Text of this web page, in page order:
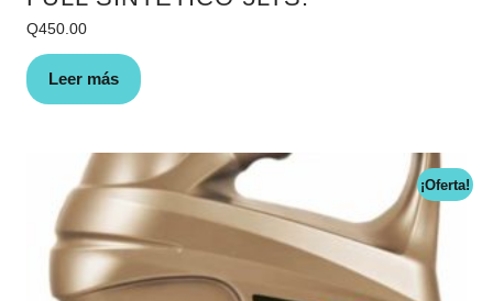
Q450.00
Leer más
¡Oferta!